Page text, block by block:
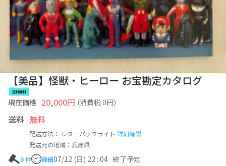
【美品】怪獣・ヒーロー お宝勘定カタログ
送料無料
現在価格 20,000円 (消費税0円)
送料 無料
配送方法： レターパックライト 詳細確認
発送元の地域：兵庫県
0件 詳細07/12 (日) 22 : 04 終了予定